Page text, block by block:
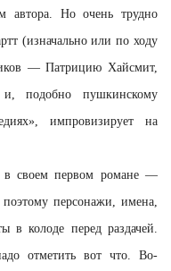
автора. Но очень трудно
(изначально или по ходу
— Патрицию Хайсмит,
подобно пушкинскому
импровизирует на
в своем первом романе —
поэтому персонажи, имена,
в колоде перед раздачей.
отметить вот что. Во-